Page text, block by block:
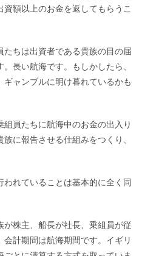
額以上のお金を返してもらうこ
たちは出資者である貴族の目の届
長い航海です。もしかしたら、
ャンブルに明け暮れているかも
員たちに航海中のお金の出入り
に報告させる仕組みをつくり、
れていることは基本的に全く同
株主、船長が社長、乗組員が従
計期間は航海期間です。イギリ